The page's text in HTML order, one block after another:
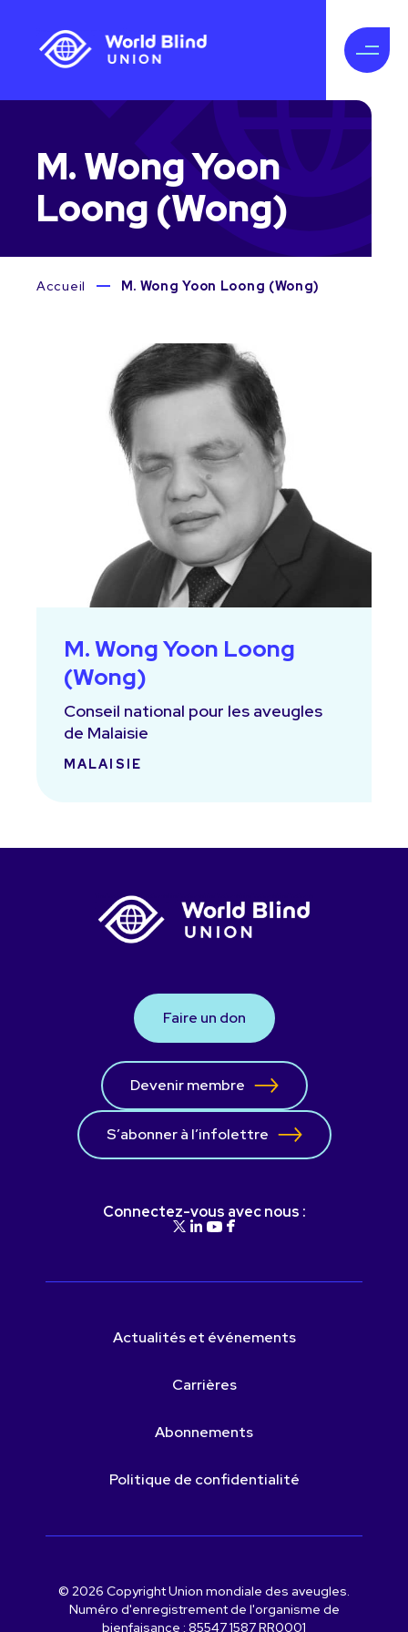
M. Wong Yoon
Loong (Wong)
Accueil M. Wong Yoon Loong (Wong)
M. Wong Yoon Loong
(Wong)
Conseil national pour les aveugles
de Malaisie
MALAISIE
Faire un don
Devenir membre
S’abonner à l’infolettre
Connectez-vous avec nous :
Actualités et événements
Carrières
Abonnements
Politique de confidentialité
© 2026 Copyright Union mondiale des aveugles.
Numéro d'enregistrement de l'organisme de
bienfaisance : 85547 1587 RR0001